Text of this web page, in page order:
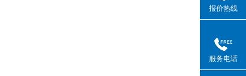
报价热线
服务电话